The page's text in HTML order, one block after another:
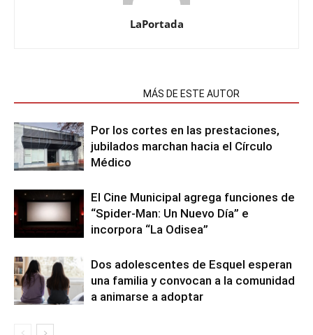
LaPortada
MÁS DE ESTE AUTOR
Por los cortes en las prestaciones,
jubilados marchan hacia el Círculo
Médico
El Cine Municipal agrega funciones de
“Spider-Man: Un Nuevo Día” e
incorpora “La Odisea”
Dos adolescentes de Esquel esperan
una familia y convocan a la comunidad
a animarse a adoptar